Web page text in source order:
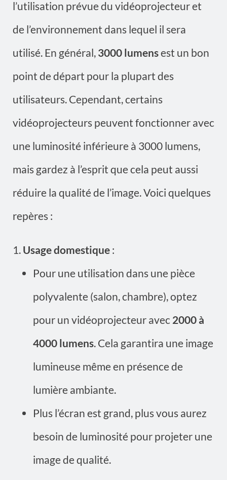
l’utilisation prévue du vidéoprojecteur et
de l’environnement dans lequel il sera
utilisé. En général, 3000 lumensest un bon
point de départ pour la plupart des
utilisateurs. Cependant, certains
vidéoprojecteurs peuvent fonctionner avec
une luminosité inférieure à 3000 lumens,
mais gardez à l’esprit que cela peut aussi
réduire la qualité de l’image. Voici quelques
repères :
Usage domestique :
Pour une utilisation dans une pièce
polyvalente (salon, chambre), optez
pour un vidéoprojecteur avec 2000 à
4000 lumens. Cela garantira une image
lumineuse même en présence de
lumière ambiante.
Plus l’écran est grand, plus vous aurez
besoin de luminosité pour projeter une
image de qualité.